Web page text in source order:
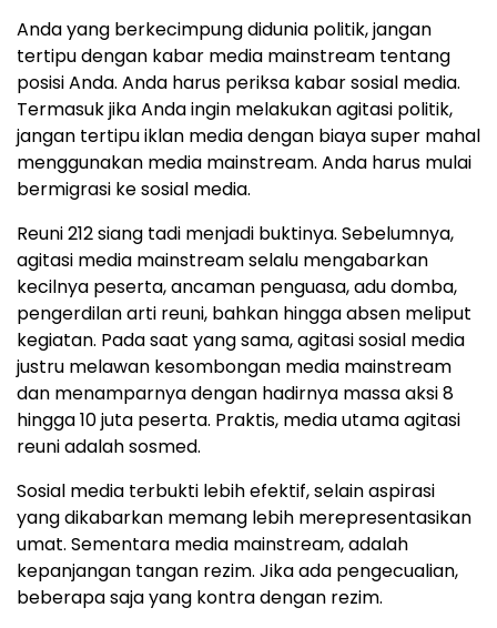
Anda yang berkecimpung didunia politik, jangan
tertipu dengan kabar media mainstream tentang
posisi Anda. Anda harus periksa kabar sosial media.
Termasuk jika Anda ingin melakukan agitasi politik,
jangan tertipu iklan media dengan biaya super mahal
menggunakan media mainstream. Anda harus mulai
bermigrasi ke sosial media.
Reuni 212 siang tadi menjadi buktinya. Sebelumnya,
agitasi media mainstream selalu mengabarkan
kecilnya peserta, ancaman penguasa, adu domba,
pengerdilan arti reuni, bahkan hingga absen meliput
kegiatan. Pada saat yang sama, agitasi sosial media
justru melawan kesombongan media mainstream
dan menamparnya dengan hadirnya massa aksi 8
hingga 10 juta peserta. Praktis, media utama agitasi
reuni adalah sosmed.
Sosial media terbukti lebih efektif, selain aspirasi
yang dikabarkan memang lebih merepresentasikan
umat. Sementara media mainstream, adalah
kepanjangan tangan rezim. Jika ada pengecualian,
beberapa saja yang kontra dengan rezim.